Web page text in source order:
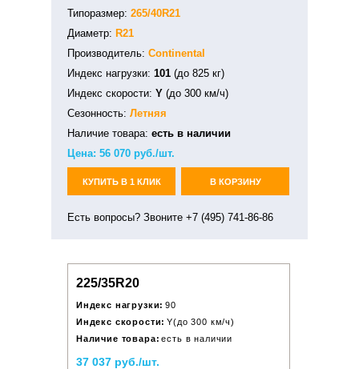
Типоразмер: 265/40R21
Диаметр: R21
Производитель: Continental
Индекс нагрузки: 101 (до 825 кг)
Индекс скорости: Y (до 300 км/ч)
Сезонность: Летняя
Наличие товара: есть в наличии
Цена: 56 070 руб./шт.
КУПИТЬ В 1 КЛИК В КОРЗИНУ
Есть вопросы? Звоните +7 (495) 741-86-86
225/35R20
Индекс нагрузки: 90
Индекс скорости: Y(до 300 км/ч)
Наличие товара: есть в наличии
37 037 руб./шт.